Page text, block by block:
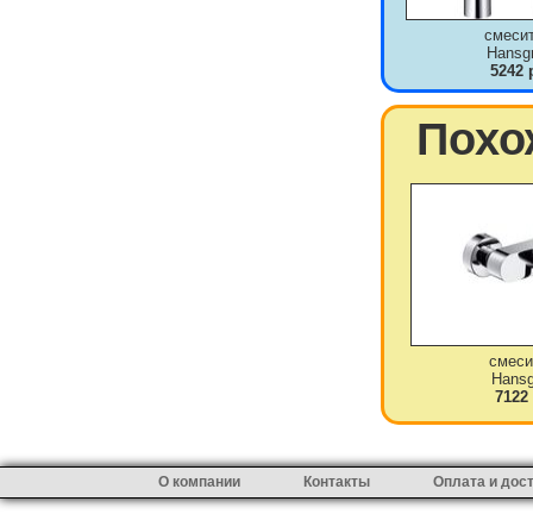
5242
7122
О компании Контакты Оплата и